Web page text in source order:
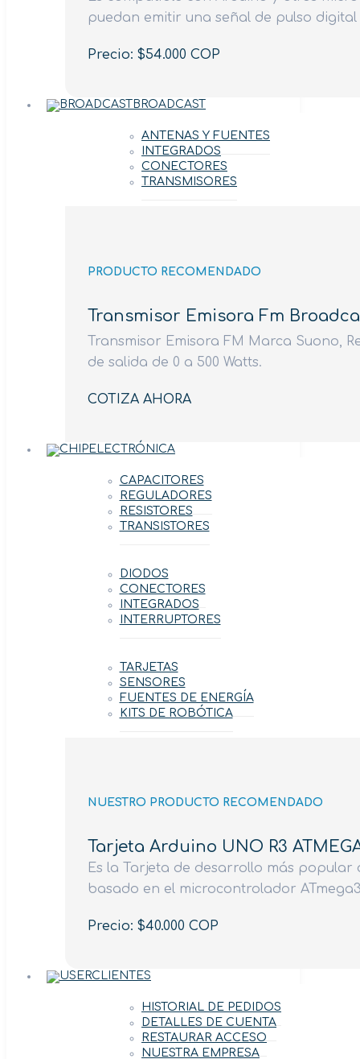
puedan emitir una señal de pulso digital
Precio: $54.000 COP
BROADCAST
ANTENAS Y FUENTES
INTEGRADOS
CONECTORES
TRANSMISORES
PRODUCTO RECOMENDADO
Transmisor Emisora Fm
Transmisor Emisora FM Marca Suono,
de salida de 0 a 500 Watts.
COTIZA AHORA
ELECTRÓNICA
CAPACITORES
REGULADORES
RESISTORES
TRANSISTORES
DIODOS
CONECTORES
INTEGRADOS
INTERRUPTORES
TARJETAS
SENSORES
FUENTES DE ENERGÍA
KITS DE ROBÓTICA
NUESTRO PRODUCTO RECOMENDADO
Tarjeta Arduino UNO R3
Es la Tarjeta de desarrollo más popular
basado en el microcontrolador
Precio: $40.000 COP
CLIENTES
HISTORIAL DE PEDIDOS
DETALLES DE CUENTA
RESTAURAR ACCESO
NUESTRA EMPRESA